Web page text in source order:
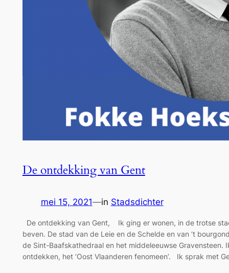
De ontdekking van Gent
mei 15, 2021—in Stadsdichter
De ontdekking van Gent, Ik ging er wonen, in de trotse
beven. De stad van de Leie en de Schelde en van ‘t
de Sint-Baafskathedraal en het middeleeuwse Gravensteen.
ontdekken, het ‘Oost Vlaanderen fenomeen’. Ik sprak met